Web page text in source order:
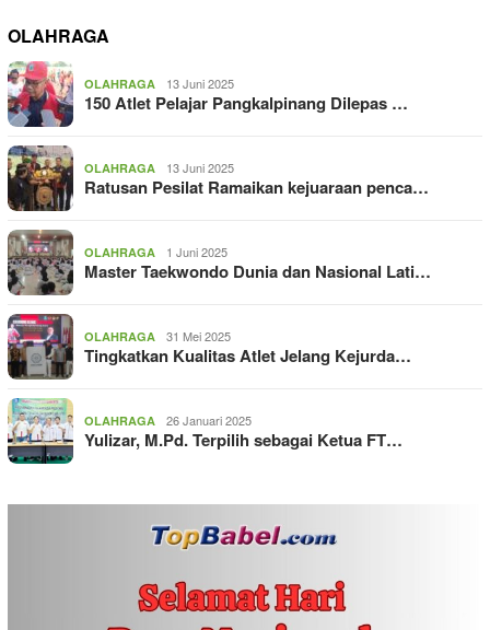
OLAHRAGA
OLAHRAGA 13 Juni 2025
150 Atlet Pelajar Pangkalpinang Dilepas …
OLAHRAGA 13 Juni 2025
Ratusan Pesilat Ramaikan kejuaraan penca…
OLAHRAGA 1 Juni 2025
Master Taekwondo Dunia dan Nasional Lati…
OLAHRAGA 31 Mei 2025
Tingkatkan Kualitas Atlet Jelang Kejurda…
OLAHRAGA 26 Januari 2025
Yulizar, M.Pd. Terpilih sebagai Ketua FT…